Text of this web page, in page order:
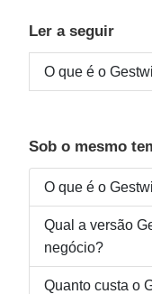
Ler a seguir
O que é o
Sob o mesmo
O que é o
Qual a versão
negócio?
Quanto custa o